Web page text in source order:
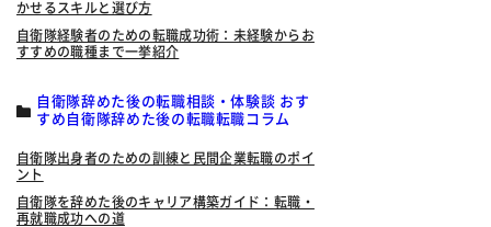
かせるスキルと選び方
自衛隊経験者のための転職成功術：未経験からお
すすめの職種まで一挙紹介
自衛隊辞めた後の転職相談・体験談 おす
すめ自衛隊辞めた後の転職転職コラム
自衛隊出身者のための訓練と民間企業転職のポイ
ント
自衛隊を辞めた後のキャリア構築ガイド：転職・
再就職成功への道